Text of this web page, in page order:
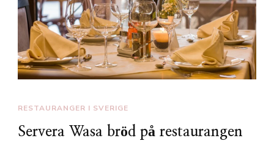
RESTAURANGER I SVERIGE
Servera Wasa bröd på restaurangen